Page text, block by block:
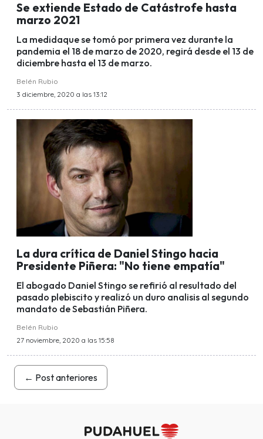
Se extiende Estado de Catástrofe hasta
marzo 2021
La medidaque se tomó por primera vez durante la
pandemia el 18 de marzo de 2020, regirá desde el 13 de
diciembre hasta el 13 de marzo.
Belén Rubio
3 diciembre, 2020 a las 13:12
La dura crítica de Daniel Stingo hacia
Presidente Piñera: "No tiene empatía"
El abogado Daniel Stingo se refirió al resultado del
pasado plebiscito y realizó un duro analisis al segundo
mandato de Sebastián Piñera.
Belén Rubio
27 noviembre, 2020 a las 15:58
← Post anteriores